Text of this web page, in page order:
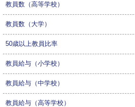
教員数（高等学校）
教員数（大学）
50歳以上教員比率
教員給与（小学校）
教員給与（中学校）
教員給与（高等学校）